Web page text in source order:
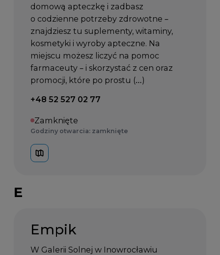
domową apteczkę i zadbasz
o codzienne potrzeby zdrowotne –
znajdziesz tu suplementy, witaminy,
kosmetyki i wyroby apteczne. Na
miejscu możesz liczyć na pomoc
farmaceuty – i skorzystać z cen oraz
promocji, które po prostu (…)
Telefon kontaktowy:
+48 52 527 02 77
Zamknięte
Godziny otwarcia: zamknięte
E
Empik
W Galerii Solnej w Inowrocławiu